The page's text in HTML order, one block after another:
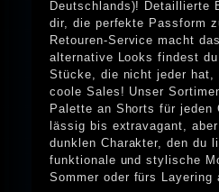
Deutschlands)! Detaillierte
dir, die perfekte Passform
Retouren-Service macht
alternative Looks findest
Stücke, die nicht jeder hat,
coole Sales! Unser
Palette an Shorts für jeden
lässig bis extravagant,
dunklen Charakter, den du
funktionale und stylische
Sommer oder fürs Layering